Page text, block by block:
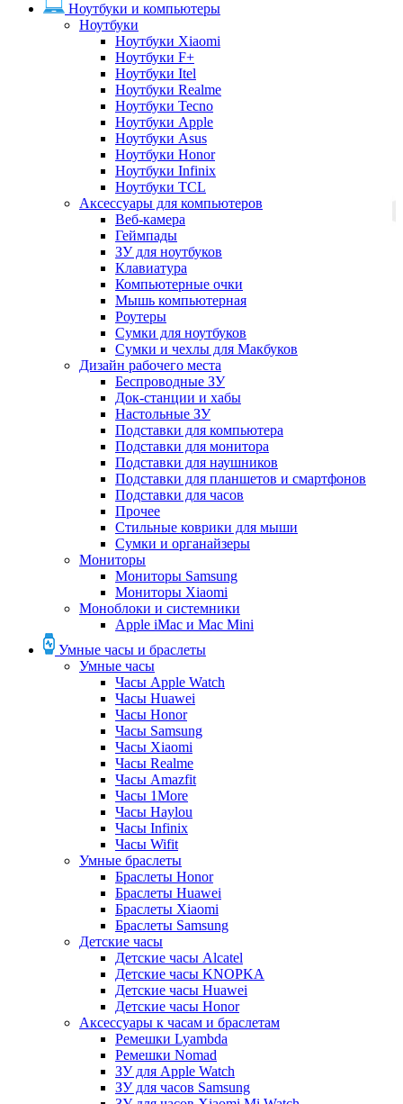
Ноутбуки и компьютеры
Ноутбуки
Ноутбуки Xiaomi
Ноутбуки F+
Ноутбуки Itel
Ноутбуки Realme
Ноутбуки Tecno
Ноутбуки Apple
Ноутбуки Asus
Ноутбуки Honor
Ноутбуки Infinix
Ноутбуки TCL
Аксессуары для компьютеров
Веб-камера
Геймпады
ЗУ для ноутбуков
Клавиатура
Компьютерные очки
Мышь компьютерная
Роутеры
Сумки для ноутбуков
Сумки и чехлы для Макбуков
Дизайн рабочего места
Беспроводные ЗУ
Док-станции и хабы
Настольные ЗУ
Подставки для компьютера
Подставки для монитора
Подставки для наушников
Подставки для планшетов и смартфонов
Подставки для часов
Прочее
Стильные коврики для мыши
Сумки и органайзеры
Мониторы
Мониторы Samsung
Мониторы Xiaomi
Моноблоки и системники
Apple iMac и Mac Mini
Умные часы и браслеты
Умные часы
Часы Apple Watch
Часы Huawei
Часы Honor
Часы Samsung
Часы Xiaomi
Часы Realme
Часы Amazfit
Часы 1More
Часы Haylou
Часы Infinix
Часы Wifit
Умные браслеты
Браслеты Honor
Браслеты Huawei
Браслеты Xiaomi
Браслеты Samsung
Детские часы
Детские часы Alcatel
Детские часы KNOPKA
Детские часы Huawei
Детские часы Honor
Аксессуары к часам и браслетам
Ремешки Lyambda
Ремешки Nomad
ЗУ для Apple Watch
ЗУ для часов Samsung